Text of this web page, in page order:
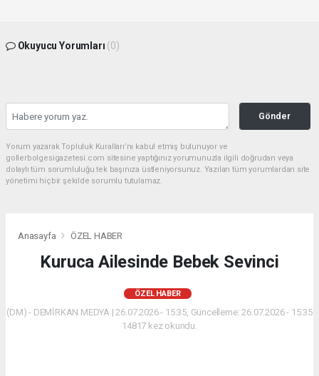
Okuyucu Yorumları (0)
Gönder
Yorum yazarak Topluluk Kuralları’nı kabul etmiş bulunuyor ve
gollerbolgesigazetesi.com sitesine yaptığınız yorumunuzla ilgili doğrudan veya
dolaylı tüm sorumluluğu tek başınıza üstleniyorsunuz. Yazılan tüm yorumlardan site
yönetimi hiçbir şekilde sorumlu tutulamaz.
Anasayfa ÖZEL HABER
Kuruca Ailesinde Bebek Sevinci
ÖZEL HABER
(DM) - DEMİRKAN MEDYA | 26.07.2026 - 15:35, Güncelleme: 26.07.2026 - 15:35
14817 kez okundu.